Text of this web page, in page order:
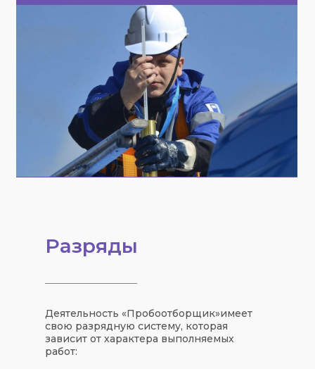
Разряды
Деятельность «Пробоотборщик»имеет
свою разрядную систему, которая
зависит от характера выполняемых
работ: